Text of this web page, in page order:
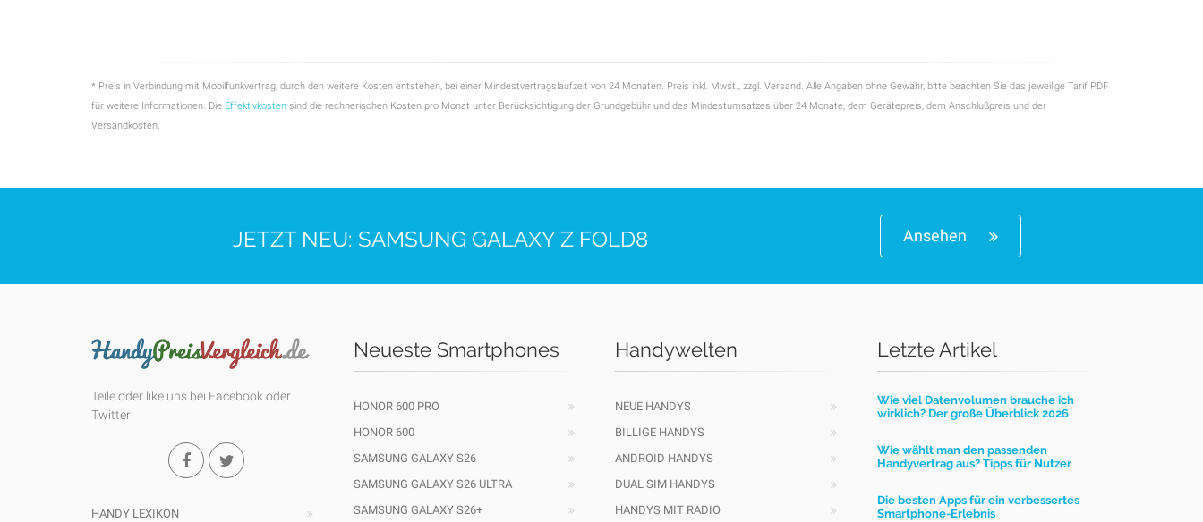
* Preis in Verbindung mit Mobilfunkvertrag, durch den weitere Kosten entstehen, bei einer Mindestvertragslaufzeit von 24 Monaten. Preis inkl. Mwst., zzgl. Versand. Alle Angaben ohne Gewähr, bitte beachten Sie das jeweilige Tarif PDF
für weitere Informationen. Die Effektivkosten sind die rechnerischen Kosten pro Monat unter Berücksichtigung der Grundgebühr und des Mindestumsatzes über 24 Monate, dem Gerätepreis, dem Anschlußpreis und der
Versandkosten.
JETZT NEU: SAMSUNG GALAXY Z FOLD8 Ansehen
Teile oder like uns bei Facebook oder
Twitter:
HANDY LEXIKON
Neueste Smartphones
HONOR 600 PRO
HONOR 600
SAMSUNG GALAXY S26
SAMSUNG GALAXY S26 ULTRA
SAMSUNG GALAXY S26+
Handywelten
NEUE HANDYS
BILLIGE HANDYS
ANDROID HANDYS
DUAL SIM HANDYS
HANDYS MIT RADIO
Letzte Artikel
Wie viel Datenvolumen brauche ich
wirklich? Der große Überblick 2026
Wie wählt man den passenden
Handyvertrag aus? Tipps für Nutzer
Die besten Apps für ein verbessertes
Smartphone-Erlebnis